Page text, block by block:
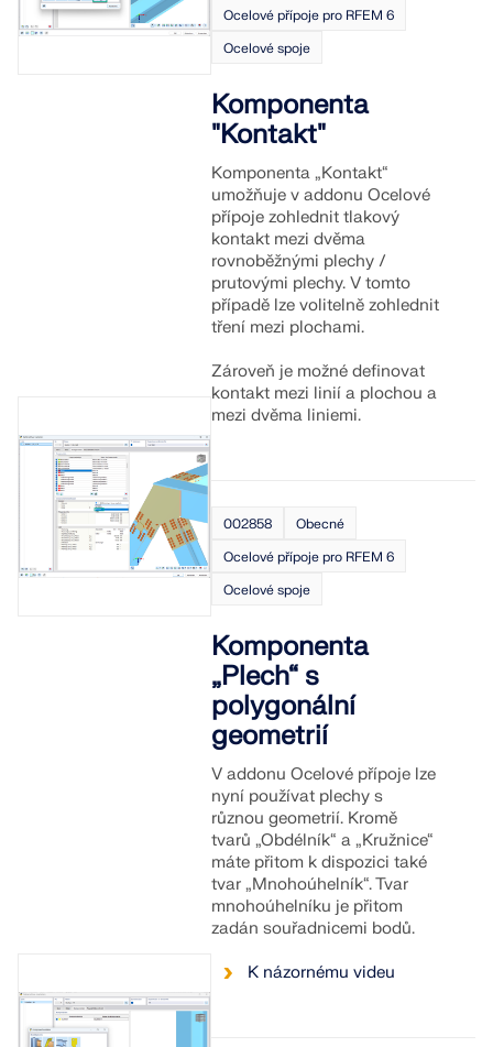
Ocelové přípoje pro RFEM 6
Ocelové spoje
Komponenta
"Kontakt"
Komponenta „Kontakt“
umožňuje v addonu Ocelové
přípoje zohlednit tlakový
kontakt mezi dvěma
rovnoběžnými plechy /
prutovými plechy. V tomto
případě lze volitelně zohlednit
tření mezi plochami.
Zároveň je možné definovat
kontakt mezi linií a plochou a
mezi dvěma liniemi.
002858
Obecné
Ocelové přípoje pro RFEM 6
Ocelové spoje
Komponenta
„Plech“ s
polygonální
geometrií
V addonu Ocelové přípoje lze
nyní používat plechy s
různou geometrií. Kromě
tvarů „Obdélník“ a „Kružnice“
máte přitom k dispozici také
tvar „Mnohoúhelník“. Tvar
mnohoúhelníku je přitom
zadán souřadnicemi bodů.
K názornému videu